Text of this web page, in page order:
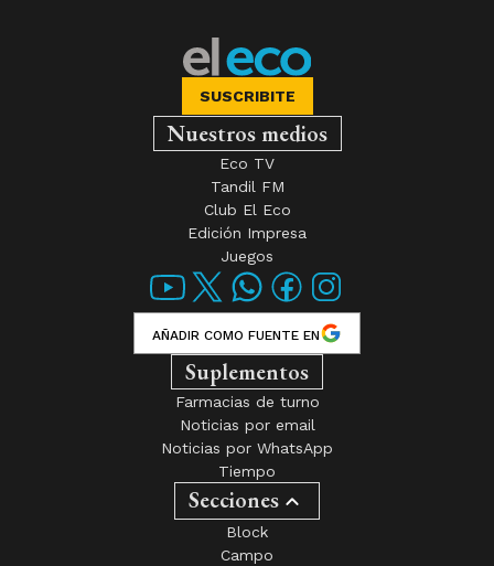
SUSCRIBITE
Nuestros medios
Eco TV
Tandil FM
Club El Eco
Edición Impresa
Juegos
AÑADIR COMO FUENTE EN
Suplementos
Farmacias de turno
Noticias por email
Noticias por WhatsApp
Tiempo
Secciones
Block
Campo